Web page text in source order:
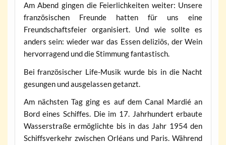
Am Abend gingen die Feierlichkeiten weiter: Unsere
französischen Freunde hatten für uns eine
Freundschaftsfeier organisiert. Und wie sollte es
anders sein: wieder war das Essen deliziös, der Wein
hervorragend und die Stimmung fantastisch.
Bei französischer Life-Musik wurde bis in die Nacht
gesungen und ausgelassen getanzt.
Am nächsten Tag ging es auf dem Canal Mardié an
Bord eines Schiffes. Die im 17. Jahrhundert erbaute
Wasserstraße ermöglichte bis in das Jahr 1954 den
Schiffsverkehr zwischen Orléans und Paris. Während